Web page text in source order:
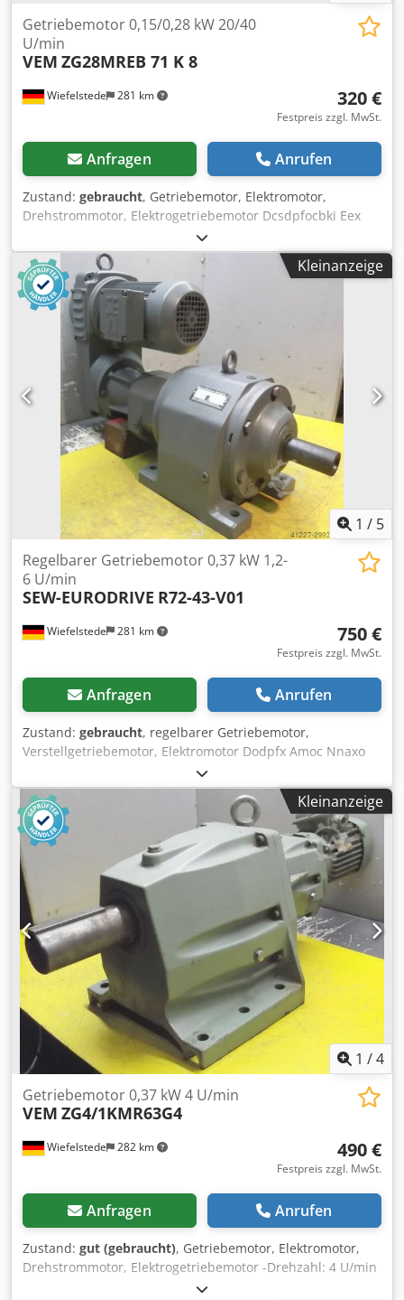
Wiefelstede 281 km
Getriebemotor 0,15/0,28 kW 20/40
U/min
VEM ZG28MREB 71 K 8
320 €
Festpreis zzgl. MwSt.
Anfragen Anrufen
Zustand: gebraucht, Getriebemotor, Elektromotor,
Drehstrommotor, Elektrogetriebemotor Dcsdpfocbki Eex
Am Ujk -Drehzahl: 20/40 U/min -Leistung: 0,15/0,28 kW -
Bauform: B3 -Durchmesser Welle: 32 mm -Schutzart: IP 54
-Abmessungen: 520/210/H240 mm -Gewicht: 27 kgKleinanzeige
1 / 5
Wiefelstede 281 km
Regelbarer Getriebemotor 0,37 kW 1,2-
6 U/min
SEW-EURODRIVE R72-43-V01
750 €
Festpreis zzgl. MwSt.
Anfragen Anrufen
Zustand: gebraucht, regelbarer Getriebemotor,
Verstellgetriebemotor, Elektromotor Dodpfx Amoc Nnaxo
Ujck -Hersteller Getriebe SEW Typ: R72-43-V01 -Hersteller
Motor SEW Typ: VUF1DT80K-6 -Motorleistung: 0,37 kW -
Drehzahlbereich: 1,2-6 U/min -Motor: regelbar -
Antriebswelle: Ø 40 mm -Bauform: B3 -Anzahl: 2 Stück
Motoren vorhanden -Preis: pro Stück -Abmessungen:
700/230/H410 mm -Gewicht: 70 kg
Kleinanzeige
1 /4
Wiefelstede 282 km
Getriebemotor 0,37 kW 4 U/min
VEM ZG4/1KMR63G4
490 €
Festpreis zzgl. MwSt.
Anfragen Anrufen
Zustand: gut (gebraucht), Getriebemotor, Elektromotor,
Drehstrommotor, Elektrogetriebemotor -Drehzahl: 4 U/min
-Leistung: 0,37 kW Dodpjciw Smofx Am Usck -Bauform: B3 -